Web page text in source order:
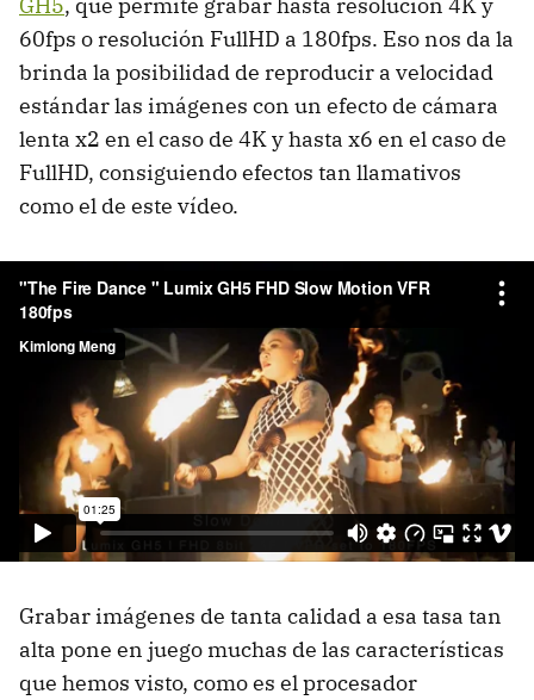
60fps o resolución FullHD a 180fps. Eso nos da la
brinda la posibilidad de reproducir a velocidad
estándar las imágenes con un efecto de cámara
lenta x2 en el caso de 4K y hasta x6 en el caso de
FullHD, consiguiendo efectos tan llamativos
como el de este vídeo.
Grabar imágenes de tanta calidad a esa tasa tan
alta pone en juego muchas de las características
que hemos visto, como es el procesador